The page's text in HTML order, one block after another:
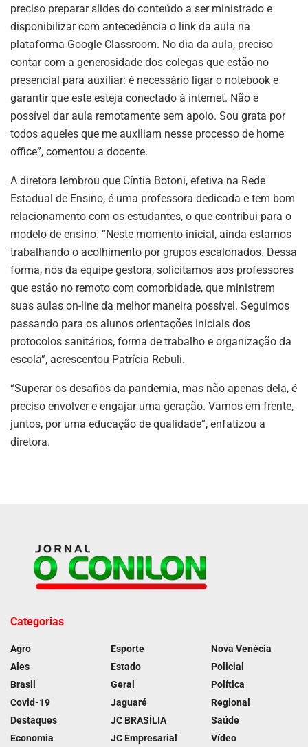
preciso preparar slides do conteúdo a ser ministrado e
disponibilizar com antecedência o link da aula na
plataforma Google Classroom. No dia da aula, preciso
contar com a generosidade dos colegas que estão no
presencial para auxiliar: é necessário ligar o notebook e
garantir que este esteja conectado à internet. Não é
possível dar aula remotamente sem apoio. Sou grata por
todos aqueles que me auxiliam nesse processo de home
office”, comentou a docente.
A diretora lembrou que Cíntia Botoni, efetiva na Rede
Estadual de Ensino, é uma professora dedicada e tem bom
relacionamento com os estudantes, o que contribui para o
modelo de ensino. “Neste momento inicial, ainda estamos
trabalhando o acolhimento por grupos escalonados. Dessa
forma, nós da equipe gestora, solicitamos aos professores
que estão no remoto com comorbidade, que ministrem
suas aulas on-line da melhor maneira possível. Seguimos
passando para os alunos orientações iniciais dos
protocolos sanitários, forma de trabalho e organização da
escola”, acrescentou Patrícia Rebuli.
“Superar os desafios da pandemia, mas não apenas dela, é
preciso envolver e engajar uma geração. Vamos em frente,
juntos, por uma educação de qualidade”, enfatizou a
diretora.
Categorias
Agro
Ales
Brasil
Covid-19
Destaques
Economia
Esporte
Estado
Geral
Jaguaré
JC BRASÍLIA
JC Empresarial
Nova Venécia
Policial
Política
Regional
Saúde
Vídeo